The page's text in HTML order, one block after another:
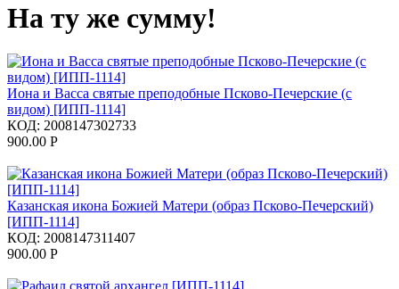
На ту же сумму!
Иона и Васса святые преподобные Псково-Печерские (с
видом) [ИПП-1114]
КОД: 2008147302733
900.00 Р
Казанская икона Божией Матери (образ Псково-Печерский)
[ИПП-1114]
КОД: 2008147311407
900.00 Р